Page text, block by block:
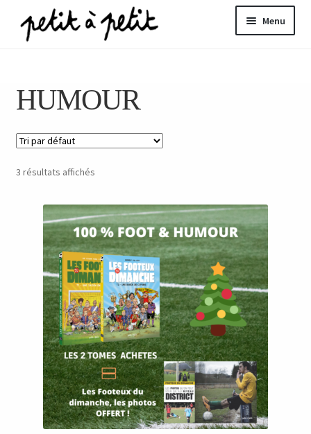
Aller
à
Aller
au
Menu
HUMOUR
3 résultats affichés